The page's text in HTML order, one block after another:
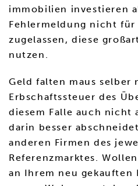
immobilien investieren
Fehlermeldung nicht für
zugelassen, diese
nutzen.
Geld falten maus selber
Erbschaftssteuer des
diesem Falle auch nicht
darin besser
anderen Firmen des
Referenzmarktes.
an Ihrem neu gekauften